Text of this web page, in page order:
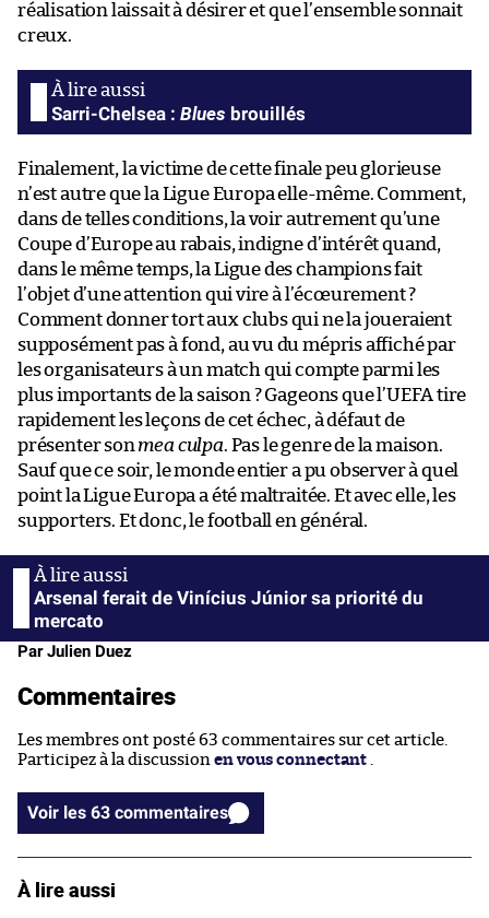
réalisation laissait à désirer et que l’ensemble sonnait
creux.
Sarri-Chelsea : Blues brouillés
Finalement, la victime de cette finale peu glorieuse
n’est autre que la Ligue Europa elle-même. Comment,
dans de telles conditions, la voir autrement qu’une
Coupe d’Europe au rabais, indigne d’intérêt quand,
dans le même temps, la Ligue des champions fait
l’objet d’une attention qui vire à l’écœurement ?
Comment donner tort aux clubs qui ne la joueraient
supposément pas à fond, au vu du mépris affiché par
les organisateurs à un match qui compte parmi les
plus importants de la saison ? Gageons que l’UEFA tire
rapidement les leçons de cet échec, à défaut de
présenter son mea culpa. Pas le genre de la maison.
Sauf que ce soir, le monde entier a pu observer à quel
point la Ligue Europa a été maltraitée. Et avec elle, les
supporters. Et donc, le football en général.
Arsenal ferait de Vinícius Júnior sa priorité du
mercato
Par Julien Duez
Commentaires
Les membres ont posté 63 commentaires sur cet article.
Participez à la discussion en vous connectant .
Voir les 63 commentaires
À lire aussi